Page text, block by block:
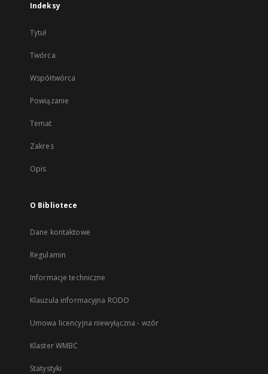
Indeksy
Tytuł
Twórca
Współtwórca
Powiązanie
Temat
Zakres
Opis
O Bibliotece
Dane kontaktowe
Regulamin
Informacje techniczne
Klauzula informacyjna RODO
Umowa licencyjna niewyłączna - wzór
Klaster WMBC
Statystyki